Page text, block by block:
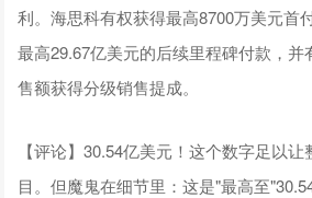
利。海思科有权获得最高8700万美元首
最高29.67亿美元的后续里程碑付款，
售额获得分级销售提成。
【评论】30.54亿美元！这个数字足以
目。但魔鬼在细节里：这是"最高至